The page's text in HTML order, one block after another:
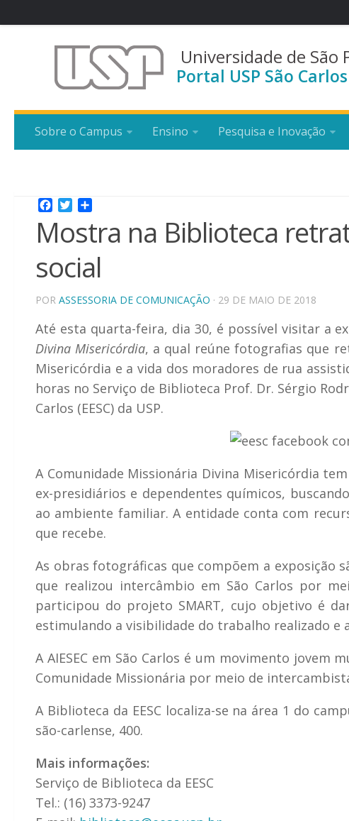
Universidade de São
Portal USP São Carlos
Sobre o Campus Ensino Pesquisa e Inovação
Facebook
Twitter
Mostra na Biblioteca
social
POR ASSESSORIA DE COMUNICAÇÃO · 29 DE MAIO DE 2018
Até esta quarta-feira, dia 30, é possível visitar a
Divina Misericórdia, a qual reúne fotografias que
Misericórdia e a vida dos moradores de rua
horas no Serviço de Biblioteca Prof. Dr. Sérgio
Carlos (EESC) da USP.
A Comunidade Missionária Divina Misericórdia
ex-presidiários e dependentes químicos,
ao ambiente familiar. A entidade conta com
que recebe.
As obras fotográficas que compõem a exposição
que realizou intercâmbio em São Carlos por
participou do projeto SMART, cujo objetivo é
estimulando a visibilidade do trabalho realizado e
A AIESEC em São Carlos é um movimento
Comunidade Missionária por meio de
A Biblioteca da EESC localiza-se na área 1 do
são-carlense, 400.
Mais informações:
Serviço de Biblioteca da EESC
Tel.: (16) 3373-9247